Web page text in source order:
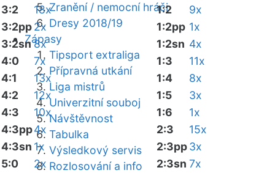
Zranění / nemocní hráči
Dresy 2018/19
Zápasy
Tipsport extraliga
Přípravná utkání
Liga mistrů
Univerzitní souboj
Návštěvnost
Tabulka
Výsledkový servis
Rozlosování a info
3:2
18x
3:2pp2x
3:2sn 8x
4:0
7x
4:1
13x
4:2
12x
4:3
10x
4:3pp4x
4:3sn 1x
5:0
2x
1:2
9x
1:2pp 1x
1:2sn 4x
1:3
11x
1:4
8x
1:5
3x
1:6
1x
2:3
15x
2:3pp3x
2:3sn 7x